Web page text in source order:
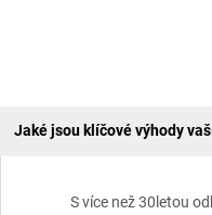
Jaké jsou klíčové výhody
S více než 30letou